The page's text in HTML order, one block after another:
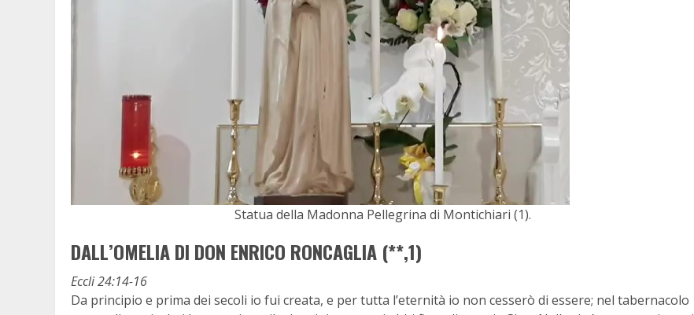
Statua della Madonna Pellegrina di Montichiari (1).
DALL’OMELIA DI DON ENRICO RONCAGLIA (**,1)
Eccli 24:14-16
Da principio e prima dei secoli io fui creata, e per tutta l’eternità io non cesserò di essere; nel tabernacolo